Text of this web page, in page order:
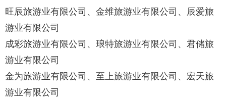
旺辰旅游业有限公司、金维旅游业有限公司、辰爱旅
游业有限公司
成彩旅游业有限公司、琅特旅游业有限公司、君储旅
游业有限公司
金为旅游业有限公司、至上旅游业有限公司、宏天旅
游业有限公司